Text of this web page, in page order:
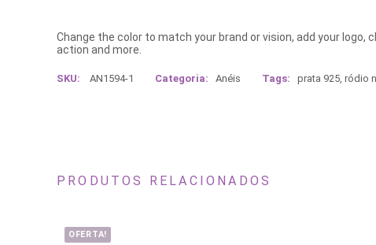
Change the color to match your brand or vision, add your
action and more.
SKU: AN1594-1 Categoria: Anéis Tags: prata 925, ródio
PRODUTOS RELACIONADOS
OFERTA!